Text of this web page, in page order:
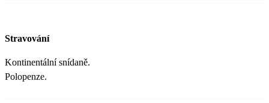
Stravování
Kontinentální snídaně.
Polopenze.